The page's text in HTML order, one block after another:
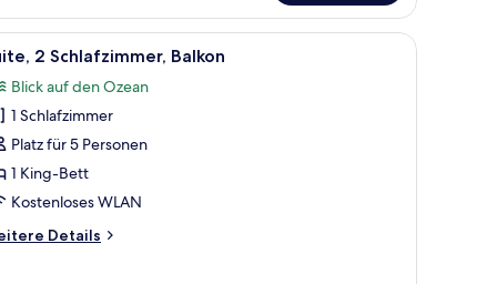
großen Couch, Sesseln, einem Couchtisch und einem Essbereich mit Tisch
Ein geräumiges Wohnzimmer mit großem
13 2 Schlafzimmer, Balkon
Blick auf den Ozean
1 Schlafzimmer
Platz für 5 Personen
1 King-Bett
Kostenloses WLAN
Details